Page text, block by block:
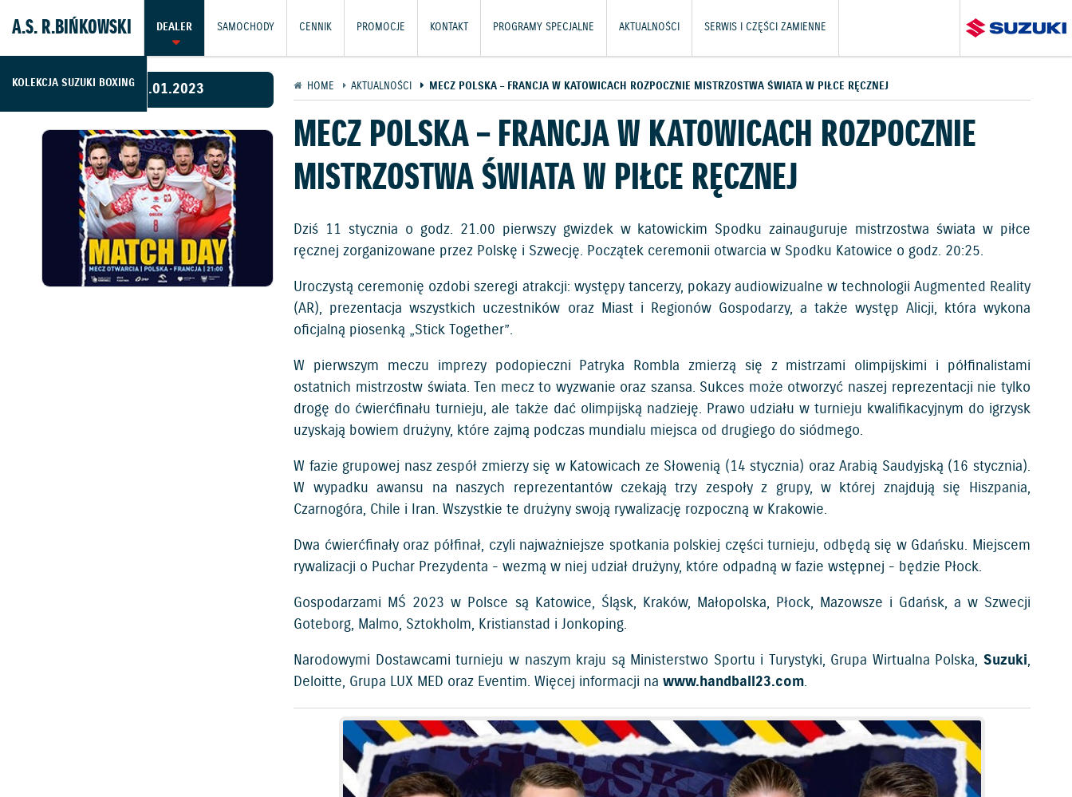
A.S. R.BIŃKOWSKI DEALER SAMOCHODY CENNIK PROMOCJE KONTAKT PROGRAMY SPECJALNE AKTUALNOŚCI SERWIS I CZĘŚCI ZAMIENNE
KOLEKCJA SUZUKI BOXING11.01.2023 HOME AKTUALNOŚCI MECZ POLSKA – FRANCJA W KATOWICACH ROZPOCZNIE MISTRZOSTWA ŚWIATA W PIŁCE RĘCZNEJ
MECZ POLSKA – FRANCJA W KATOWICACH ROZPOCZNIE
MISTRZOSTWA ŚWIATA W PIŁCE RĘCZNEJ
Dziś 11 stycznia o godz. 21.00 pierwszy gwizdek w katowickim Spodku zainauguruje mistrzostwa świata w piłce
ręcznej zorganizowane przez Polskę i Szwecję. Początek ceremonii otwarcia w Spodku Katowice o godz. 20:25.
Uroczystą ceremonię ozdobi szeregi atrakcji: występy tancerzy, pokazy audiowizualne w technologii Augmented Reality
(AR), prezentacja wszystkich uczestników oraz Miast i Regionów Gospodarzy, a także występ Alicji, która wykona
oficjalną piosenką „Stick Together”.
W pierwszym meczu imprezy podopieczni Patryka Rombla zmierzą się z mistrzami olimpijskimi i półfinalistami
ostatnich mistrzostw świata. Ten mecz to wyzwanie oraz szansa. Sukces może otworzyć naszej reprezentacji nie tylko
drogę do ćwierćfinału turnieju, ale także dać olimpijską nadzieję. Prawo udziału w turnieju kwalifikacyjnym do igrzysk
uzyskają bowiem drużyny, które zajmą podczas mundialu miejsca od drugiego do siódmego.
W fazie grupowej nasz zespół zmierzy się w Katowicach ze Słowenią (14 stycznia) oraz Arabią Saudyjską (16 stycznia).
W wypadku awansu na naszych reprezentantów czekają trzy zespoły z grupy, w której znajdują się Hiszpania,
Czarnogóra, Chile i Iran. Wszystkie te drużyny swoją rywalizację rozpoczną w Krakowie.
Dwa ćwierćfinały oraz półfinał, czyli najważniejsze spotkania polskiej części turnieju, odbędą się w Gdańsku. Miejscem
rywalizacji o Puchar Prezydenta - wezmą w niej udział drużyny, które odpadną w fazie wstępnej - będzie Płock.
Gospodarzami MŚ 2023 w Polsce są Katowice, Śląsk, Kraków, Małopolska, Płock, Mazowsze i Gdańsk, a w Szwecji
Goteborg, Malmo, Sztokholm, Kristianstad i Jonkoping.
Narodowymi Dostawcami turnieju w naszym kraju są Ministerstwo Sportu i Turystyki, Grupa Wirtualna Polska, Suzuki,
Deloitte, Grupa LUX MED oraz Eventim. Więcej informacji nawww.handball23.com.